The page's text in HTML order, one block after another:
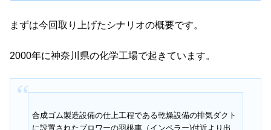
まずは今回取り上げたシナリオの概要です。
2000年に神奈川県の化学工場で起きています。
合成ゴム製造設備の仕上工程である乾燥設備の排気ダクト
に設置されたブロワーの羽根車（インペラー)付近より出